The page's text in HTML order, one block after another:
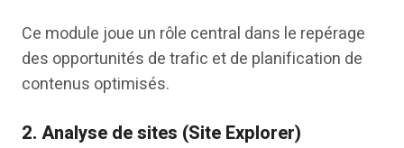
Ce module joue un rôle central dans le repérage
des opportunités de trafic et de planification de
contenus optimisés.
2. Analyse de sites (Site Explorer)